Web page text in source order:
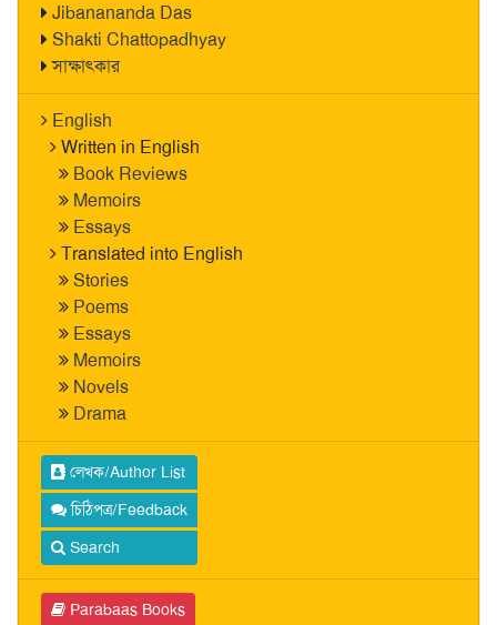
Jibanananda Das
Shakti Chattopadhyay
সাক্ষাৎকার
English
Written in English
Book Reviews
Memoirs
Essays
Translated into English
Stories
Poems
Essays
Memoirs
Novels
Drama
লেখক/Author List
চিঠিপত্র/Feedback
Search
Parabaas Books